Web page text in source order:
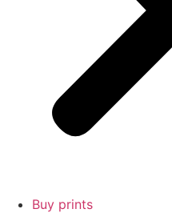
Buy prints